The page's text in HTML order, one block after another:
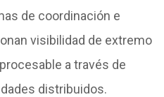
de coordinación e
visibilidad de extremo
a través de
distribuidos.